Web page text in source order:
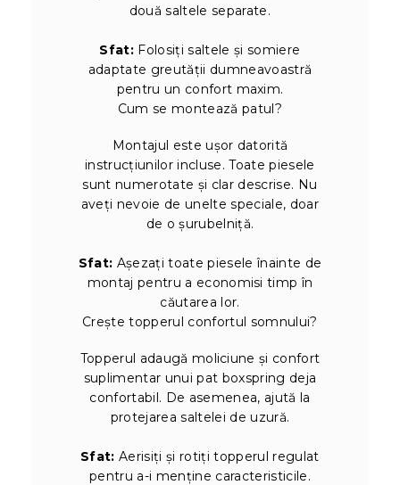
două saltele separate.
Sfat: Folosiți saltele și somiere
adaptate greutății dumneavoastră
pentru un confort maxim.
Cum se montează patul?
Montajul este ușor datorită
instrucțiunilor incluse. Toate piesele
sunt numerotate și clar descrise. Nu
aveți nevoie de unelte speciale, doar
de o șurubelniță.
Sfat: Așezați toate piesele înainte de
montaj pentru a economisi timp în
căutarea lor.
Crește topperul confortul somnului?
Topperul adaugă moliciune și confort
suplimentar unui pat boxspring deja
confortabil. De asemenea, ajută la
protejarea saltelei de uzură.
Sfat: Aerisiți și rotiți topperul regulat
pentru a-i menține caracteristicile.